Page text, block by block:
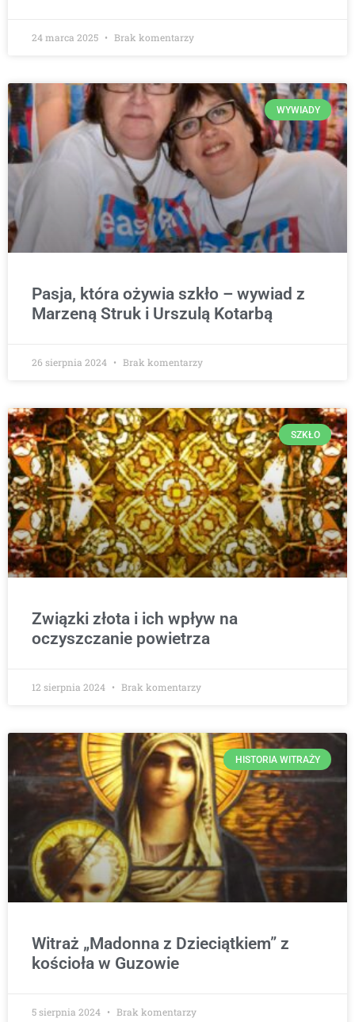
24 marca 2025 Brak komentarzy
WYWIADY
Pasja, która ożywia szkło – wywiad z
Marzeną Struk i Urszulą Kotarbą
26 sierpnia 2024 Brak komentarzy
SZKŁO
Związki złota i ich wpływ na
oczyszczanie powietrza
12 sierpnia 2024 Brak komentarzy
HISTORIA WITRAŻY
Witraż „Madonna z Dzieciątkiem” z
kościoła w Guzowie
5 sierpnia 2024 Brak komentarzy